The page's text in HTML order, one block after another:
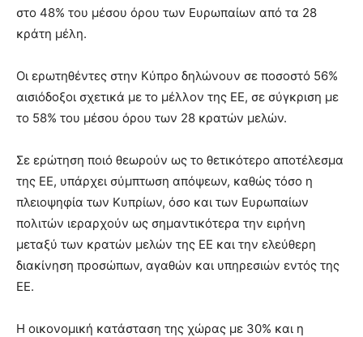
στο 48% του μέσου όρου των Ευρωπαίων από τα 28
κράτη μέλη.
Οι ερωτηθέντες στην Κύπρο δηλώνουν σε ποσοστό 56%
αισιόδοξοι σχετικά με το μέλλον της ΕΕ, σε σύγκριση με
το 58% του μέσου όρου των 28 κρατών μελών.
Σε ερώτηση ποιό θεωρούν ως το θετικότερο αποτέλεσμα
της ΕΕ, υπάρχει σύμπτωση απόψεων, καθώς τόσο η
πλειοψηφία των Κυπρίων, όσο και των Ευρωπαίων
πολιτών ιεραρχούν ως σημαντικότερα την ειρήνη
μεταξύ των κρατών μελών της ΕΕ και την ελεύθερη
διακίνηση προσώπων, αγαθών και υπηρεσιών εντός της
ΕΕ.
Η οικονομική κατάσταση της χώρας με 30% και η